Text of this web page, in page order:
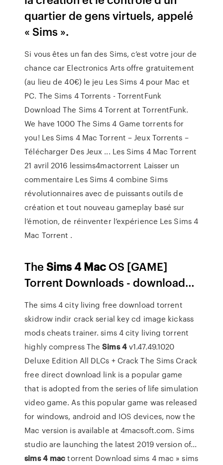
quartier de gens virtuels, appelé
« Sims ».
Si vous êtes un fan des Sims, c’est votre jour de
chance car Electronics Arts offre gratuitement
(au lieu de 40€) le jeu Les Sims 4 pour Mac et
PC. The Sims 4 Torrents - TorrentFunk
Download The Sims 4 Torrent at TorrentFunk.
We have 1000 The Sims 4 Game torrents for
you! Les Sims 4 Mac Torrent – Jeux Torrents –
Télécharger Des Jeux ... Les Sims 4 Mac Torrent
21 avril 2016 lessims4mactorrent Laisser un
commentaire Les Sims 4 combine Sims
révolutionnaires avec de puissants outils de
création et tout nouveau gameplay basé sur
l’émotion, de réinventer l’expérience Les Sims 4
Mac Torrent .
TheSims4Mac OS [GAME]
Torrent Downloads - download…
The sims 4 city living free download torrent
skidrow indir crack serial key cd image kickass
mods cheats trainer. sims 4 city living torrent
highly compress TheSims 4v1.47.49.1020
Deluxe Edition All DLCs + Crack The Sims Crack
free direct download link is a popular game
that is adopted from the series of life simulation
video game. As this popular game was released
for windows, android and IOS devices, now the
Mac version is available at 4macsoft.com. Sims
studio are launching the latest 2019 version of...
sims 4 mactorrent Download sims 4 mac » sims